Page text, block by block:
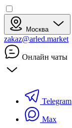
Москва
zakaz@arled.market
Онлайн чаты
Telegram
Max